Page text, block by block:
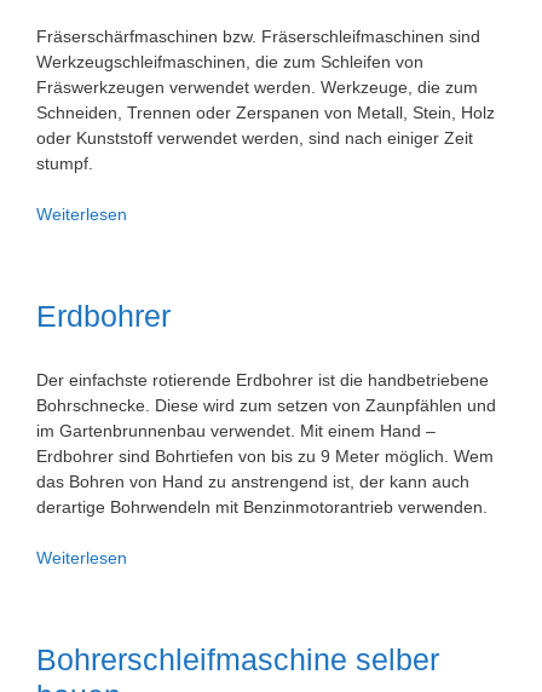
Fräserschärfmaschinen bzw. Fräserschleifmaschinen sind
Werkzeugschleifmaschinen, die zum Schleifen von
Fräswerkzeugen verwendet werden. Werkzeuge, die zum
Schneiden, Trennen oder Zerspanen von Metall, Stein, Holz
oder Kunststoff verwendet werden, sind nach einiger Zeit
stumpf.
Weiterlesen
Erdbohrer
Der einfachste rotierende Erdbohrer ist die handbetriebene
Bohrschnecke. Diese wird zum setzen von Zaunpfählen und
im Gartenbrunnenbau verwendet. Mit einem Hand –
Erdbohrer sind Bohrtiefen von bis zu 9 Meter möglich. Wem
das Bohren von Hand zu anstrengend ist, der kann auch
derartige Bohrwendeln mit Benzinmotorantrieb verwenden.
Weiterlesen
Bohrerschleifmaschine selber